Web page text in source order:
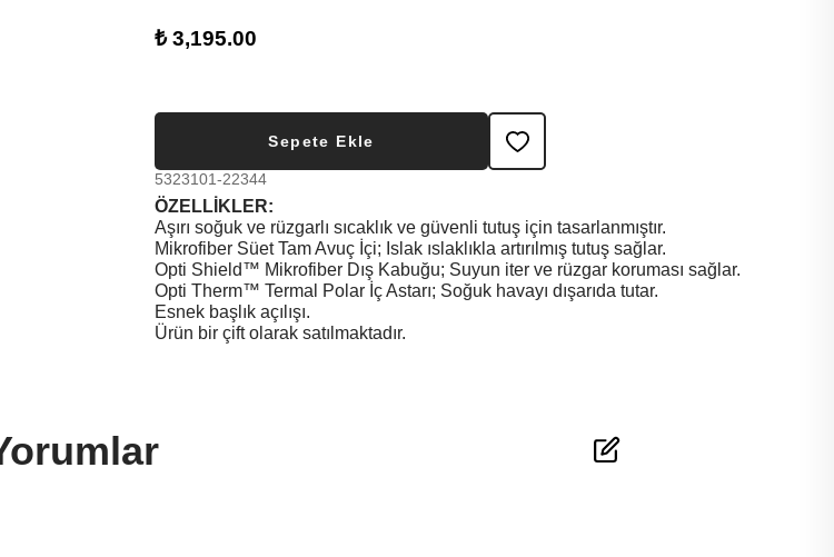
₺ 3,195.00
Sepete Ekle
5323101-22344
ÖZELLİKLER:
Aşırı soğuk ve rüzgarlı sıcaklık ve güvenli tutuş için tasarlanmıştır.
Mikrofiber Süet Tam Avuç İçi; Islak ıslaklıkla artırılmış tutuş sağlar.
Opti Shield™ Mikrofiber Dış Kabuğu; Suyun iter ve rüzgar koruması sağlar.
Opti Therm™ Termal Polar İç Astarı; Soğuk havayı dışarıda tutar.
Esnek başlık açılışı.
Ürün bir çift olarak satılmaktadır.